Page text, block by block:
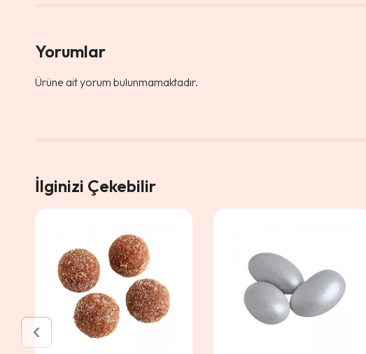
Yorumlar
Ürüne ait yorum bulunmamaktadır.
İlginizi Çekebilir